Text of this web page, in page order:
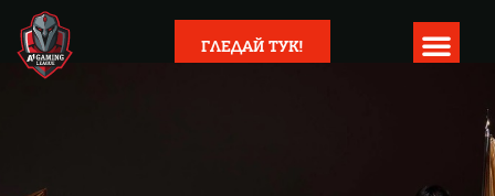
ГЛЕДАЙ ТУК!